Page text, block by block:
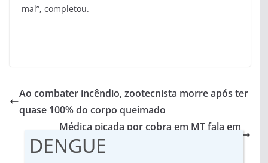
mal”, completou.
Ao combater incêndio, zootecnista morre após ter
quase 100% do corpo queimado
Médica picada por cobra em MT fala em
renascimento e que “conversou com Deus”
DENGUE